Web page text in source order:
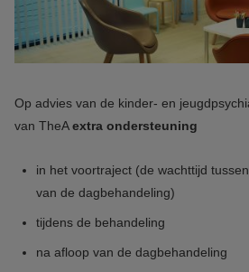
Op advies van de kinder- en
van TheAextra ondersteuning
in het voortraject (de wachttijd
van de dagbehandeling)
tijdens de behandeling
na afloop van de dagbehandeling